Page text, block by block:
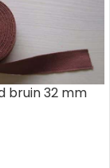
bruin 32 mm